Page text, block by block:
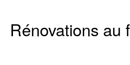
Rénovations au